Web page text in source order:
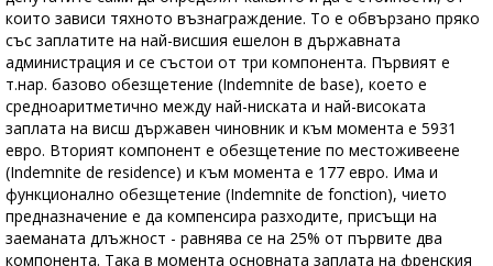
които зависи тяхното възнаграждение. То е обвързано пряко
със заплатите на най-висшия ешелон в държавната
администрация и се състои от три компонента. Първият е
т.нар. базово обезщетение (Indemnite de base), което е
средноаритметично между най-ниската и най-високата
заплата на висш държавен чиновник и към момента е 5931
евро. Вторият компонент е обезщетение по местоживеене
(Indemnite de residence) и към момента е 177 евро. Има и
функционално обезщетение (Indemnite de fonction), чието
предназначение е да компенсира разходите, присъщи на
заеманата длъжност - равнява се на 25% от първите два
компонента. Така в момента основната заплата на френския